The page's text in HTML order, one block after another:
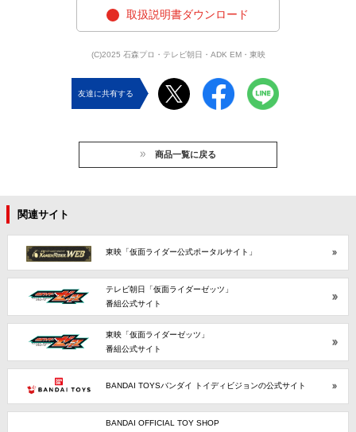
取扱説明書ダウンロード
(C)2025 石森プロ・テレビ朝日・ADK EM・東映
友達に共有する
商品一覧に戻る
関連サイト
東映「仮面ライダー公式ポータルサイト」
テレビ朝日「仮面ライダーゼッツ」
番組公式サイト
東映「仮面ライダーゼッツ」
番組公式サイト
BANDAI TOYSバンダイ トイディビジョンの公式サイト
BANDAI OFFICIAL TOY SHOP